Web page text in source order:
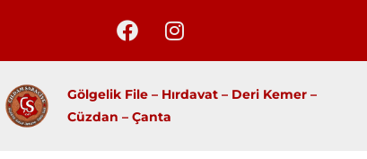
Gölgelik File – Hırdavat – Deri Kemer –
Cüzdan – Çanta